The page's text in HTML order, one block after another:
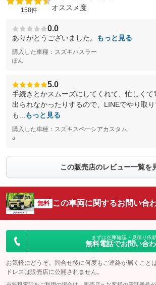
158件 オススメ度
0.0
ありがとうございました。 もっと見る
購入した車種：スズキハスラー
ぽん
5.0
手続きとかスムーズにしてくれて、忙しくて
出られなかったりするので、LINEでやり取
も...
もっと見る
購入した車種：スズキスペーシアカスタム
a
この販売店のレビュー一覧を
無料 この車両に関するお問い合
まずは在庫確認・見積り依
無料電話でお問い合
お気軽にどうぞ。問合せ後に何度もご連絡が届くこと
ドレスは販売店に公開されません。